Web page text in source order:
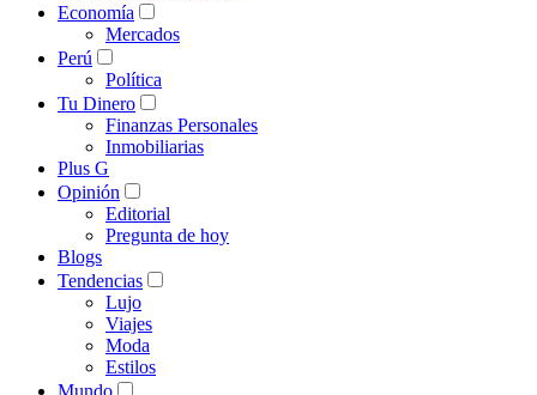
Economía
Mercados
Perú
Política
Tu Dinero
Finanzas Personales
Inmobiliarias
Plus G
Opinión
Editorial
Pregunta de hoy
Blogs
Tendencias
Lujo
Viajes
Moda
Estilos
Mundo